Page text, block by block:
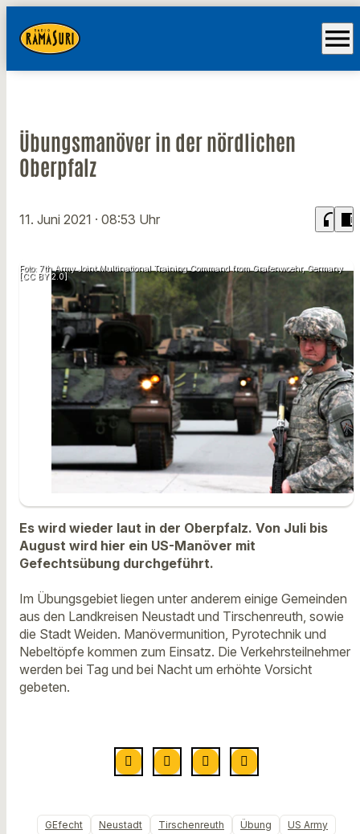
menu
Übungsmanöver in der nördlichen
Oberpfalz
11. Juni 2021 · 08:53 Uhr headphones chrome_reader_mode
Foto: 7th Army Joint Multinational Training Command from Grafenwoehr, Germany
[CC BY 2.0]
Es wird wieder laut in der Oberpfalz. Von Juli bis
August wird hier ein US-Manöver mit
Gefechtsübung durchgeführt.
Im Übungsgebiet liegen unter anderem einige Gemeinden
aus den Landkreisen Neustadt und Tirschenreuth, sowie
die Stadt Weiden. Manövermunition, Pyrotechnik und
Nebeltöpfe kommen zum Einsatz. Die Verkehrsteilnehmer
werden bei Tag und bei Nacht um erhöhte Vorsicht
gebeten.
GEfecht Neustadt Tirschenreuth Übung
US Army